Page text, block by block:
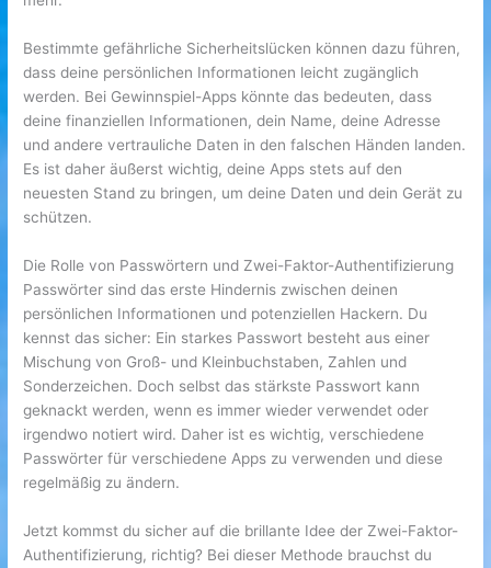
Bestimmte gefährliche Sicherheitslücken können dazu führen,
dass deine persönlichen Informationen leicht zugänglich
werden. Bei Gewinnspiel-Apps könnte das bedeuten, dass
deine finanziellen Informationen, dein Name, deine Adresse
und andere vertrauliche Daten in den falschen Händen landen.
Es ist daher äußerst wichtig, deine Apps stets auf den
neuesten Stand zu bringen, um deine Daten und dein Gerät zu
schützen.
Die Rolle von Passwörtern und Zwei-Faktor-Authentifizierung
Passwörter sind das erste Hindernis zwischen deinen
persönlichen Informationen und potenziellen Hackern. Du
kennst das sicher: Ein starkes Passwort besteht aus einer
Mischung von Groß- und Kleinbuchstaben, Zahlen und
Sonderzeichen. Doch selbst das stärkste Passwort kann
geknackt werden, wenn es immer wieder verwendet oder
irgendwo notiert wird. Daher ist es wichtig, verschiedene
Passwörter für verschiedene Apps zu verwenden und diese
regelmäßig zu ändern.
Jetzt kommst du sicher auf die brillante Idee der Zwei-Faktor-
Authentifizierung, richtig? Bei dieser Methode brauchst du